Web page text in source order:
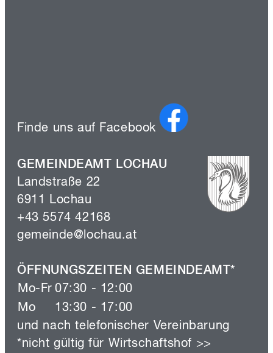
Finde uns auf Facebook
GEMEINDEAMT LOCHAU
Landstraße 22
6911 Lochau
+43 5574 42168
gemeinde@lochau.at
ÖFFNUNGSZEITEN GEMEINDEAMT*
Mo-Fr 07:30 - 12:00
Mo
13:30 - 17:00
und nach telefonischer Vereinbarung
*nicht gültig für Wirtschaftshof >>